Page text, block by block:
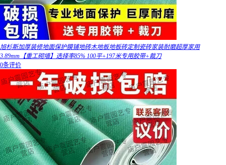
旭杉斯加厚装修地面保护膜铺地砖木地板地板砖定制瓷砖家装耐磨超厚家用
3.89mm【重工砌墙】选择率85% 100平+197米专用胶带+裁刀
0条评价